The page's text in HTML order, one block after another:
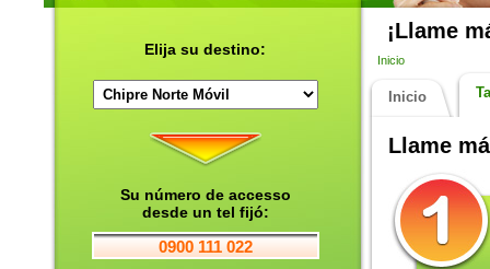
Elija su destino:
Su número de accesso
desde un tel fijó:
0900 111 022
¡Llame
Inicio
Inicio
Llame